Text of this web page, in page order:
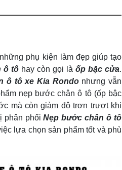
phụ kiện làm đẹp giúp tạo
ô tôhay còn gọi là ốp bậc cửa.
ô tô xe Kia Rondonhưng vẫn
nẹp bước chân ô tô (ốp bậc
mà còn giảm độ trơn trượt khi
phân phốiNẹp bước chân ô tô
lựa chọn sản phẩm tốt và phù